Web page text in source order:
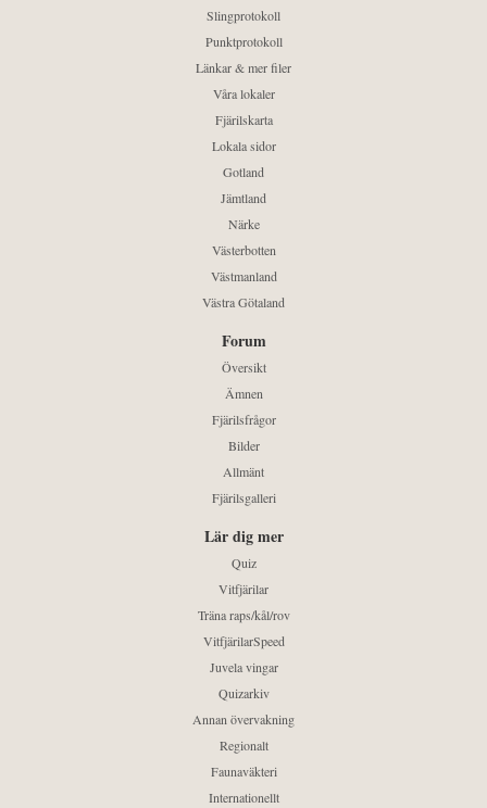
Slingprotokoll
Punktprotokoll
Länkar & mer filer
Våra lokaler
Fjärilskarta
Lokala sidor
Gotland
Jämtland
Närke
Västerbotten
Västmanland
Västra Götaland
Forum
Översikt
Ämnen
Fjärilsfrågor
Bilder
Allmänt
Fjärilsgalleri
Lär dig mer
Quiz
Vitfjärilar
Träna raps/kål/rov
VitfjärilarSpeed
Juvela vingar
Quizarkiv
Annan övervakning
Regionalt
Faunaväkteri
Internationellt